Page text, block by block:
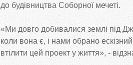
до будівництва Соборної мечеті.
«Ми довго добивалися землі під
коли вона є, і нами обрано
втілити цей проект у життя», -